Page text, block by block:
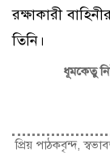
রক্ষাকারী
তিনি।
ধূমকেতু
প্রিয় পাঠকবৃন্দ,